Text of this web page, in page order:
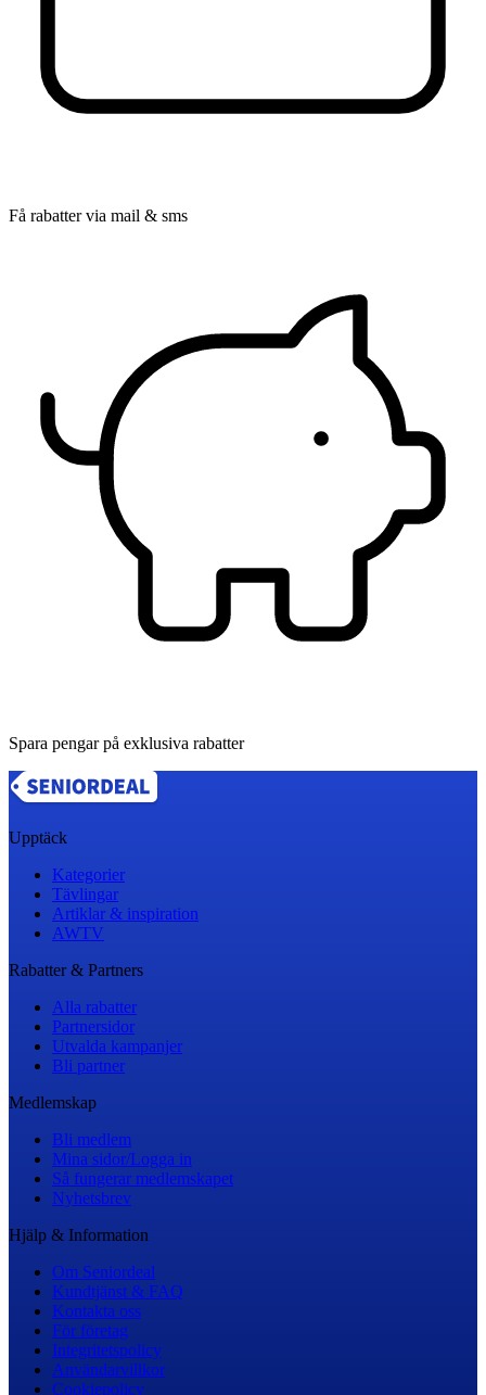
Få rabatter via mail & sms
Spara pengar på exklusiva rabatter
Upptäck
Kategorier
Tävlingar
Artiklar & inspiration
AWTV
Rabatter & Partners
Alla rabatter
Partnersidor
Utvalda kampanjer
Bli partner
Medlemskap
Bli medlem
Mina sidor/Logga in
Så fungerar medlemskapet
Nyhetsbrev
Hjälp & Information
Om Seniordeal
Kundtjänst & FAQ
Kontakta oss
För företag
Integritetspolicy
Användarvillkor
Cookiepolicy